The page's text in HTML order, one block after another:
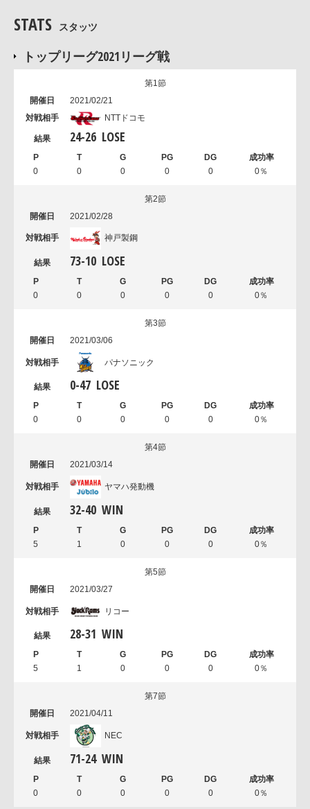
STATS スタッツ
トップリーグ2021リーグ戦
第1節
2021/02/21
NTTドコモ
24-26 LOSE
0 0 0 0 0 0％
第2節
2021/02/28
神戸製鋼
73-10 LOSE
0 0 0 0 0 0％
第3節
2021/03/06
パナソニック
0-47 LOSE
0 0 0 0 0 0％
第4節
2021/03/14
ヤマハ発動機
32-40 WIN
5 1 0 0 0 0％
第5節
2021/03/27
リコー
28-31 WIN
5 1 0 0 0 0％
第7節
2021/04/11
NEC
71-24 WIN
0 0 0 0 0 0％